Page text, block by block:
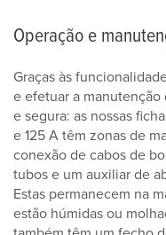
Operação e
Graças às
e efetuar a manutenção
e segura: as nossas
e 125 A têm zonas de
conexão de cabos de
tubos e um auxiliar de
Estas permanecem na
estão húmidas ou